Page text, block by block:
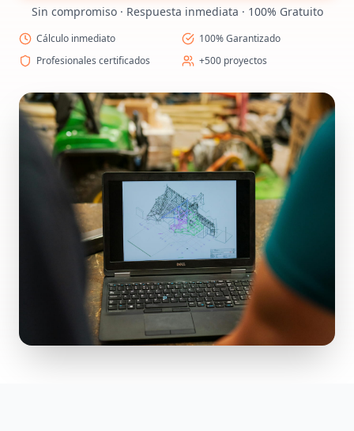
Sin compromiso · Respuesta inmediata · 100% Gratuito
Cálculo inmediato
100% Garantizado
Profesionales certificados
+500 proyectos